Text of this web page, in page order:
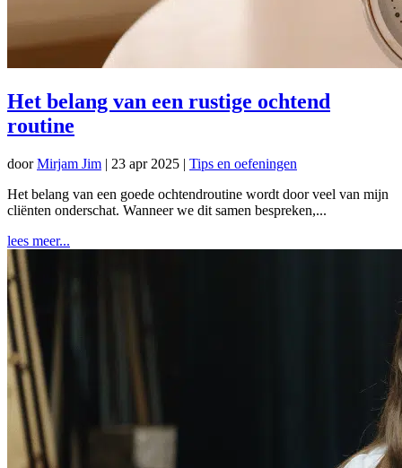
Het belang van een rustige ochtend
routine
doorMirjam Jim | 23 apr 2025 | Tips en oefeningen
Het belang van een goede ochtendroutine wordt door veel van mijn
cliënten onderschat. Wanneer we dit samen bespreken,...
lees meer...